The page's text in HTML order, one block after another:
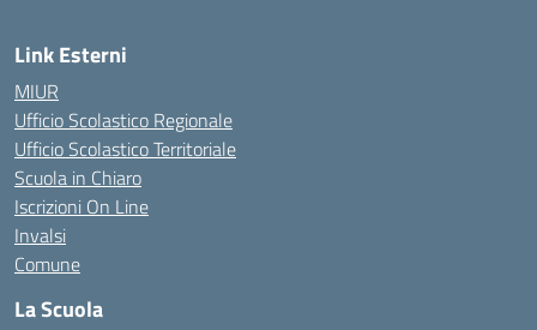
Link Esterni
MIUR
Ufficio Scolastico Regionale
Ufficio Scolastico Territoriale
Scuola in Chiaro
Iscrizioni On Line
Invalsi
Comune
La Scuola